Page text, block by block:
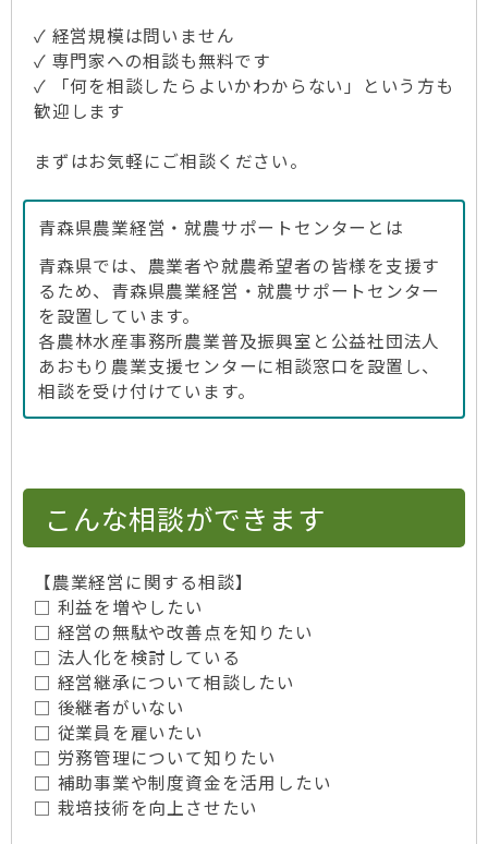
✓ 経営規模は問いません
✓ 専門家への相談も無料です
✓ 「何を相談したらよいかわからない」という方も
歓迎します
まずはお気軽にご相談ください。
青森県農業経営・就農サポートセンターとは
青森県では、農業者や就農希望者の皆様を支援す
るため、青森県農業経営・就農サポートセンター
を設置しています。
各農林水産事務所農業普及振興室と公益社団法人
あおもり農業支援センターに相談窓口を設置し、
相談を受け付けています。
こんな相談ができます
【農業経営に関する相談】
□ 利益を増やしたい
□ 経営の無駄や改善点を知りたい
□ 法人化を検討している
□ 経営継承について相談したい
□ 後継者がいない
□ 従業員を雇いたい
□ 労務管理について知りたい
□ 補助事業や制度資金を活用したい
□ 栽培技術を向上させたい